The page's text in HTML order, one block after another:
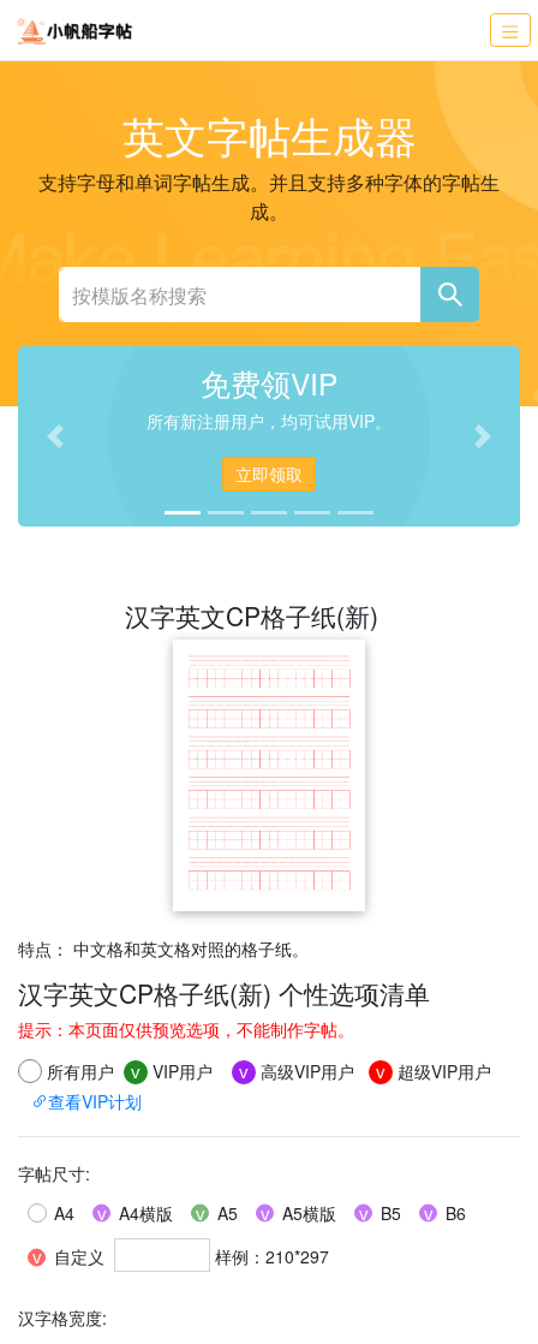
英文字帖生成器
支持字母和单词字帖生成。并且支持多种字体的字帖生
成。
免费领VIP
所有新注册用户，均可试用VIP。
立即领取
Previous Next
汉字英文CP格子纸(新)
特点： 中文格和英文格对照的格子纸。
汉字英文CP格子纸(新) 个性选项清单
提示：本页面仅供预览选项，不能制作字帖。
所有用户
v VIP用户 v 高级VIP用户 v
超级VIP用户
查看VIP计划
字帖尺寸:
A4
A4横版 A5 A5横版 B5
B6
自定义
样例：210*297
汉字格宽度: